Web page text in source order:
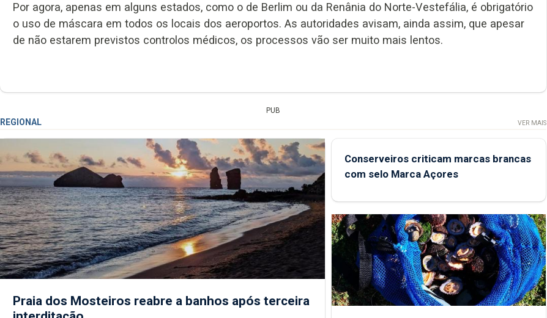
Por agora, apenas em alguns estados, como o de Berlim ou da Renânia do Norte-Vestefália, é obrigatório
o uso de máscara em todos os locais dos aeroportos. As autoridades avisam, ainda assim, que apesar
de não estarem previstos controlos médicos, os processos vão ser muito mais lentos.
PUB
REGIONAL VER MAIS
Praia dos Mosteiros reabre a banhos após terceira
Conserveiros criticam marcas brancas
com selo Marca Açores